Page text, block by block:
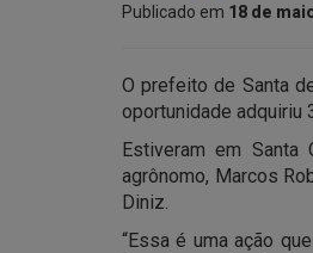
Publicado em 18 de
O prefeito de Santa
oportunidade adquiriu
Estiveram em Santa
agrônomo, Marcos
Diniz.
“Essa é uma ação